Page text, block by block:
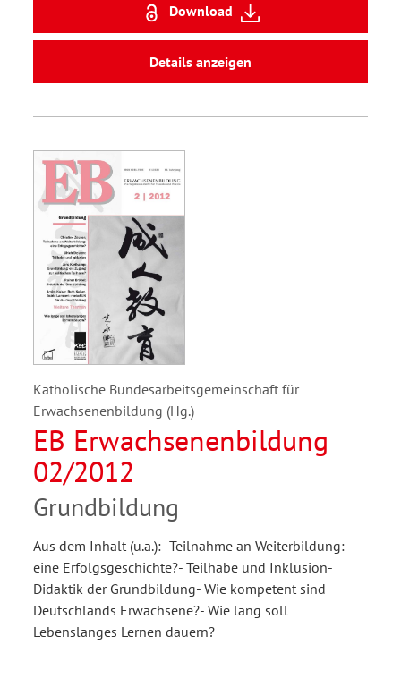
Download
Details anzeigen
Katholische Bundesarbeitsgemeinschaft für
Erwachsenenbildung (Hg.)
EB Erwachsenenbildung
02/2012
Grundbildung
Aus dem Inhalt (u.a.):- Teilnahme an Weiterbildung:
eine Erfolgsgeschichte?- Teilhabe und Inklusion-
Didaktik der Grundbildung- Wie kompetent sind
Deutschlands Erwachsene?- Wie lang soll
Lebenslanges Lernen dauern?